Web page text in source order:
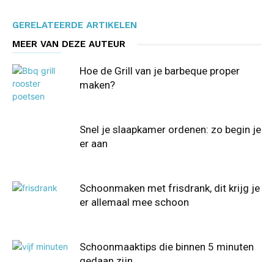
GERELATEERDE ARTIKELEN
MEER VAN DEZE AUTEUR
Hoe de Grill van je barbeque proper
maken?
Snel je slaapkamer ordenen: zo begin je
er aan
Schoonmaken met frisdrank, dit krijg je
er allemaal mee schoon
Schoonmaaktips die binnen 5 minuten